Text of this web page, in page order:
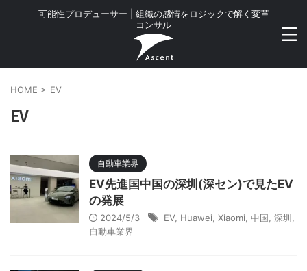
可能性プロデューサー | 組織の感情をロジックで解く変革
コンサル
HOME > EV
EV
自動車業界
EV先進国中国の深圳(深セン)で見たEV
の発展
2024/5/3 EV, Huawei Xiaomi 中国 深圳
自動車業界